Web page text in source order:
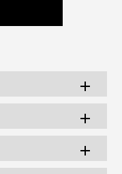
add
add
add